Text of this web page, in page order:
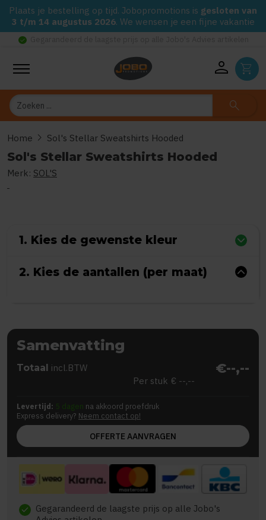
Plaats je bestelling op tijd. Jobopromotions is gesloten van
3 t/m 14 augustus 2026. We wensen je een fijne vakantie
check_circle
person shopping_cart
Zoeken search
Home chevron_right Sol's Stellar Sweatshirts Hooded
Sol's Stellar Sweatshirts Hooded
Merk: SOL'S
1. Kies de gewenste kleur
2. Kies de aantallen (per maat)
Samenvatting
Totaal incl.BTW €--,--
Per stuk € --,--
Levertijd: 5 dagen na akkoord proefdruk
Express delivery? Neem contact op!
OFFERTE AANVRAGEN
check Gegarandeerd de laagste prijs op alle Jobo's